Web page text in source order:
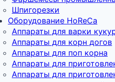
Шпигорезки
Оборудование HoReCa
Аппараты для варки
Аппараты для корн догов
Аппараты для поп корна
Аппараты для
Аппараты для